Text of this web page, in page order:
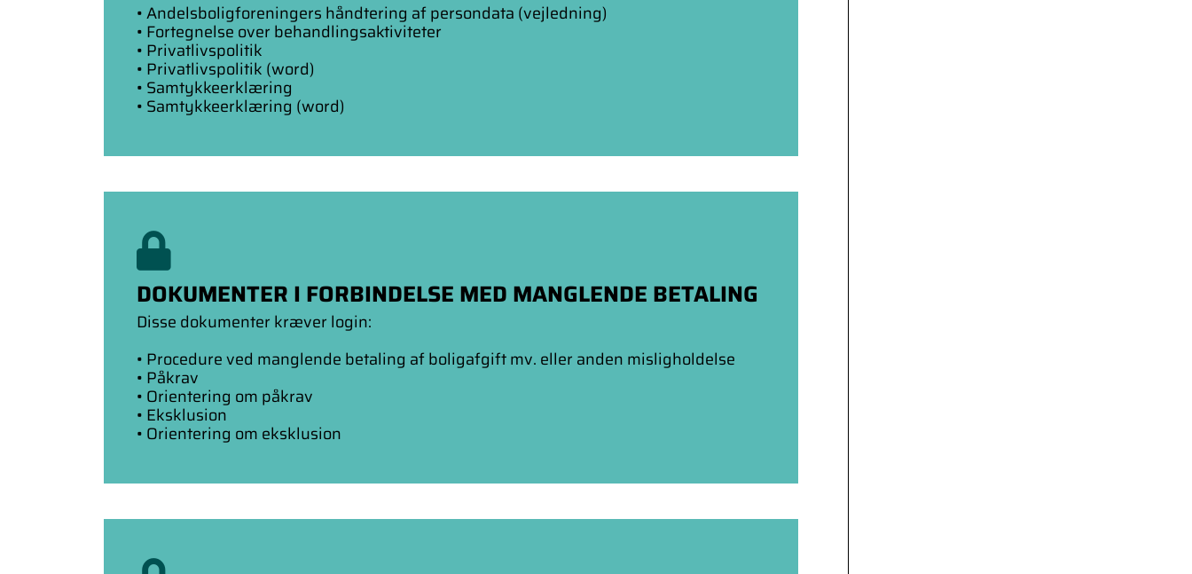
• Andelsboligforeningers håndtering af persondata (vejledning)
• Fortegnelse over behandlingsaktiviteter
• Privatlivspolitik
• Privatlivspolitik (word)
• Samtykkeerklæring
• Samtykkeerklæring (word)
DOKUMENTER I FORBINDELSE MED MANGLENDE BETALING
Disse dokumenter kræver login:
• Procedure ved manglende betaling af boligafgift mv. eller anden misligholdelse
• Påkrav
• Orientering om påkrav
• Eksklusion
• Orientering om eksklusion